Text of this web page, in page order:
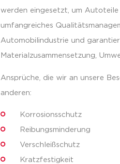
werden eingesetzt, um
umfangreiches
Automobilindustrie und
Materialzusammensetzung,
Ansprüche, die wir an unsere
anderen:
Korrosionsschutz
Reibungsminderung
Verschleißschutz
Kratzfestigkeit